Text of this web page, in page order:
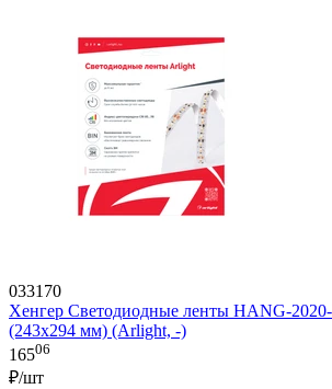
033170
Хенгер Светодиодные ленты HANG-
(243x294 мм) (Arlight, -)
16506
₽/шт